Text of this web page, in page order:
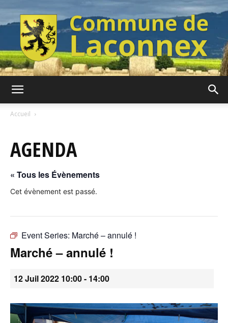
Laconnex
Canton
Accueil
AGENDA
« Tous les Évènements
Cet évènement est passé.
Event Series: Marché – annulé !
Marché – annulé !
12 Juil 2022 10:00- 14:00